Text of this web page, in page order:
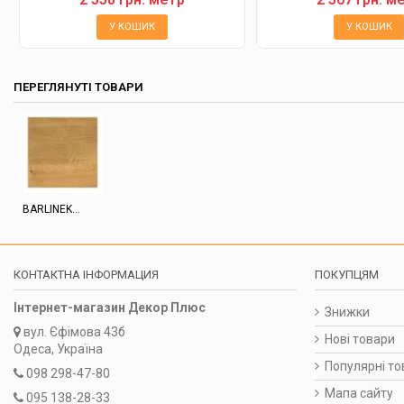
У КОШИК У КОШИК
ПЕРЕГЛЯНУТІ ТОВАРИ
BARLINEK...
КОНТАКТНА ІНФОРМАЦИЯ
Інтернет-магазин Декор Плюс
вул. Єфімова 43б
Одеса, Україна
098 298-47-80
095 138-28-33
ПОКУПЦЯМ
Знижки
Нові товари
Популярні
Мапа сайту